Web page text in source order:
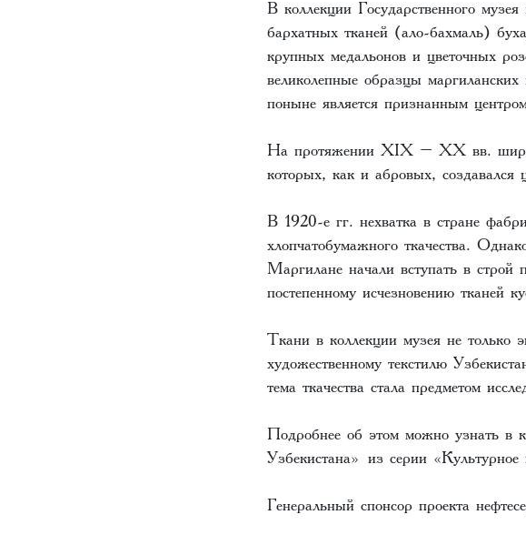
В коллекции Государственного
бархатных тканей (ало-бахмаль)
крупных медальонов и цветочных
великолепные образцы
поныне является признанным
На протяжении ХIХ – ХХ вв.
которых, как и абровых, создавался
В 1920-е гг. нехватка в стране
хлопчатобумажного ткачества.
Маргилане начали вступать в строй
постепенному исчезновению тканей
Ткани в коллекции музея не только
художественному текстилю
тема ткачества стала предметом
Подробнее об этом можно узнать в
Узбекистана» из серии
Генеральный спонсор проекта